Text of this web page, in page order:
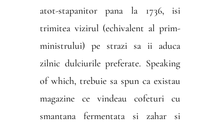
atot-stapanitor pana la 1736, isi
trimitea vizirul (echivalent al prim-
ministrului) pe strazi sa ii aduca
zilnic dulciurile preferate. Speaking
of which, trebuie sa spun ca existau
magazine ce vindeau cofeturi cu
smantana fermentata si zahar si